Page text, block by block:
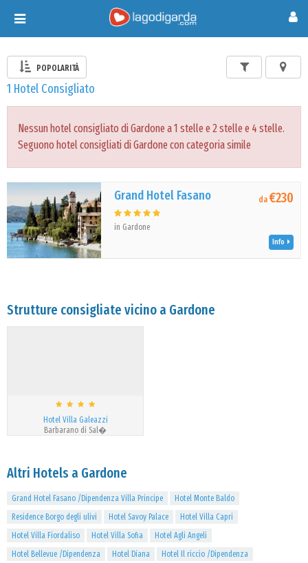
Toggle
navigation
POPOLARITÀ
1 Hotel Consigliato
Nessun hotel consigliato di Gardone a 1 stelle e 2 stelle e 4 stelle.
Seguono hotel consigliati di Gardone con categoria simile
Grand Hotel Fasano
in Gardone
da€230
Info
Strutture consigliate vicino a Gardone
Hotel Villa Galeazzi
Barbarano di Sal�
Altri Hotels a Gardone
Grand Hotel Fasano /Dipendenza Villa Principe
Hotel Monte Baldo
Residence Borgo degli ulivi
Hotel Savoy Palace
Hotel Villa Capri
Hotel Villa Fiordaliso
Hotel Villa Sofia
Hotel Agli Angeli
Hotel Bellevue /Dipendenza
Hotel Diana
Hotel Il riccio /Dipendenza